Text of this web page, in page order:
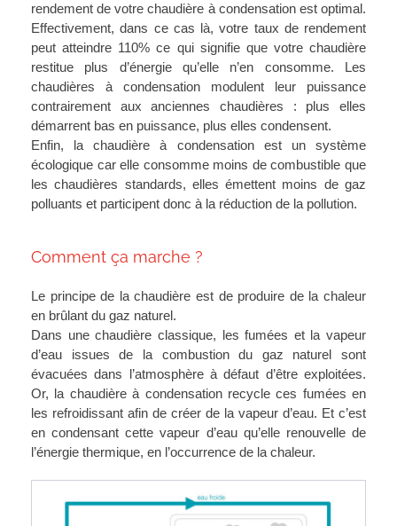
rendement de votre chaudière à condensation est optimal.
Effectivement, dans ce cas là, votre taux de rendement
peut atteindre 110% ce qui signifie que votre chaudière
restitue plus d’énergie qu’elle n’en consomme. Les
chaudières à condensation modulent leur puissance
contrairement aux anciennes chaudières : plus elles
démarrent bas en puissance, plus elles condensent.
Enfin, la chaudière à condensation est un système
écologique car elle consomme moins de combustible que
les chaudières standards, elles émettent moins de gaz
polluants et participent donc à la réduction de la pollution.
Comment ça marche ?
Le principe de la chaudière est de produire de la chaleur
en brûlant du gaz naturel.
Dans une chaudière classique, les fumées et la vapeur
d’eau issues de la combustion du gaz naturel sont
évacuées dans l’atmosphère à défaut d’être exploitées.
Or, la chaudière à condensation recycle ces fumées en
les refroidissant afin de créer de la vapeur d’eau. Et c’est
en condensant cette vapeur d’eau qu’elle renouvelle de
l’énergie thermique, en l’occurrence de la chaleur.